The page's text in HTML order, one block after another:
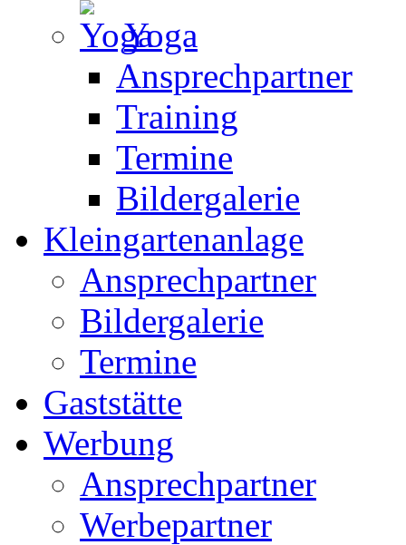
Yoga
Ansprechpartner
Training
Termine
Bildergalerie
Kleingartenanlage
Ansprechpartner
Bildergalerie
Termine
Gaststätte
Werbung
Ansprechpartner
Werbepartner